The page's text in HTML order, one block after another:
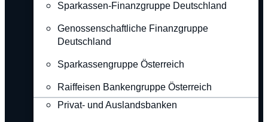
Sparkassen-Finanzgruppe Deutschland
Genossenschaftliche Finanzgruppe
Deutschland
Sparkassengruppe Österreich
Raiffeisen Bankengruppe Österreich
Privat- und Auslandsbanken